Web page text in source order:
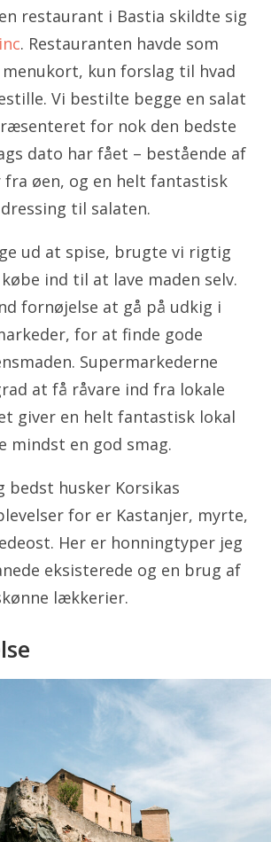
restaurant i Bastia skildte sig
. Restauranten havde som
menukort, kun forslag til hvad
Vi bestilte begge en salat
for nok den bedste
dato har fået – bestående af
øen, og en helt fantastisk
til salaten.
ud at spise, brugte vi rigtig
ind til at lave maden selv.
fornøjelse at gå på udkig i
for at finde gode
Supermarkederne
at få råvare ind fra lokale
giver en helt fantastisk lokal
mindst en god smag.
bedst husker Korsikas
for er Kastanjer, myrte,
Her er honningtyper jeg
eksisterede og en brug af
lækkerier.